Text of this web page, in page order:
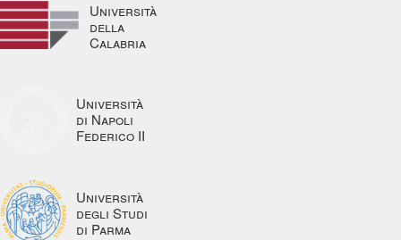
Università
della
Calabria
Università
di Napoli
Federico II
Università
degli Studi
di Parma